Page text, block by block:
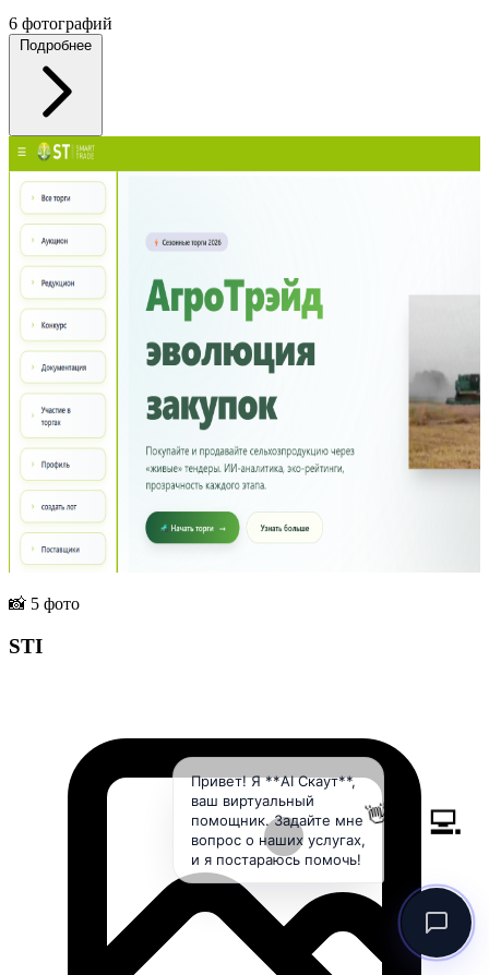
6 фотографий
Подробнее
📸 5 фото
STI
Привет! Я **AI Скаут**,
ваш виртуальный
помощник. Задайте мне
вопрос о наших услугах,
и я постараюсь помочь!
👋 👨‍💻